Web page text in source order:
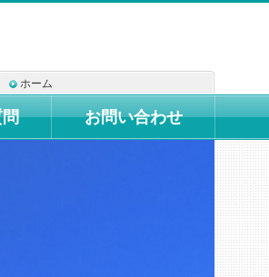
ホーム
お問い合わせ